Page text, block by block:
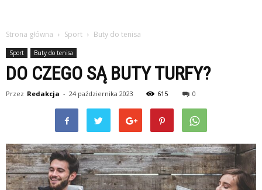
Strona główna Sport Buty do tenisa
Sport Buty do tenisa
DO CZEGO SĄ BUTY TURFY?
Przez Redakcja - 24 października 2023 615 0